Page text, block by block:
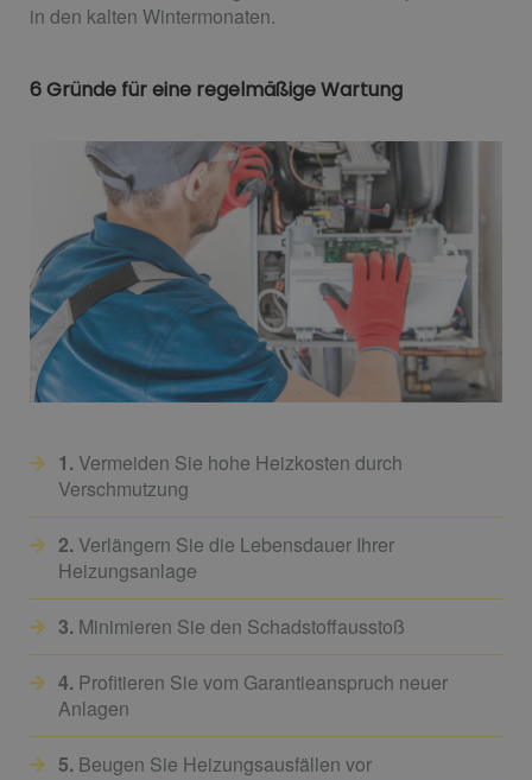
in den kalten Wintermonaten.
6 Gründe für eine regelmäßige Wartung
1.Vermeiden Sie hohe Heizkosten durch
Verschmutzung
2.Verlängern Sie die Lebensdauer Ihrer
Heizungsanlage
3.Minimieren Sie den Schadstoffausstoß
4.Profitieren Sie vom Garantieanspruch neuer
Anlagen
5.Beugen Sie Heizungsausfällen vor